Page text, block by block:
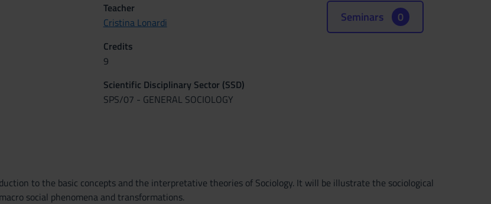
Teacher
Cristina Lonardi
Credits
9
Scientific Disciplinary Sector (SSD)
SPS/07 - GENERAL SOCIOLOGY
Seminars 0
to the basic concepts and the interpretative theories of Sociology. It will be illustrate the sociological
social phenomena and transformations.